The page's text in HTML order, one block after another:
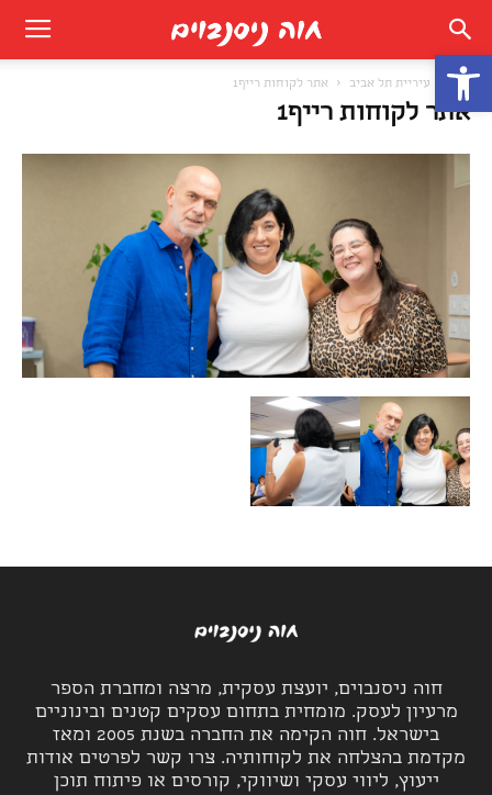
פתח סרגל נגישות
עיריית תל אביב אתר לקוחות רייף1
אתר לקוחות רייף1
חוה ניסנבוים, יועצת עסקית, מרצה ומחברת הספר
מרעיון לעסק. מומחית בתחום עסקים קטנים ובינוניים
בישראל. חוה הקימה את החברה בשנת 2005 ומאז
מקדמת בהצלחה את לקוחותיה. צרו קשר לפרטים אודות
ייעוץ, ליווי עסקי ושיווקי, קורסים או פיתוח תוכן